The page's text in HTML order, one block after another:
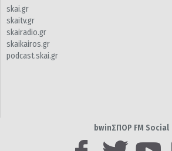
skai.gr
skaitv.gr
skairadio.gr
skaikairos.gr
podcast.skai.gr
bwinΣΠΟΡ FM Social